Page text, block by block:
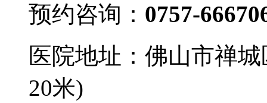
预约咨询： 0757-
医院地址：佛山市禅
20米)